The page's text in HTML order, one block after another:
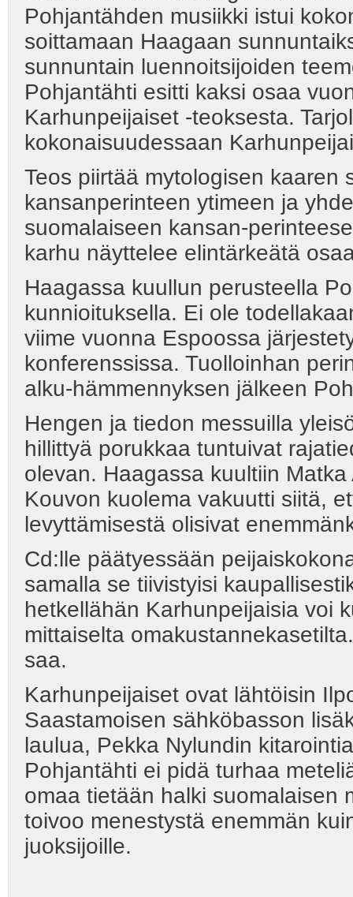
Pohjantähden musiikki istui
soittamaan Haagaan
sunnuntain luennoitsijoiden
Pohjantähti esitti kaksi osaa
Karhunpeijaiset -teoksesta.
kokonaisuudessaan
Teos piirtää mytologisen kaaren
kansanperinteen ytimeen ja
suomalaiseen kansan-
karhu näyttelee elintärkeätä
Haagassa kuullun perusteella
kunnioituksella. Ei ole
viime vuonna Espoossa
konferenssissa. Tuolloinhan
alku-hämmennyksen jälkeen
Hengen ja tiedon messuilla
hillittyä porukkaa tuntuivat
olevan. Haagassa kuultiin
Kouvon kuolema vakuutti siitä,
levyttämisestä olisivat
Cd:lle päätyessään
samalla se tiivistyisi
hetkellähän Karhunpeijaisia voi
mittaiselta
saa.
Karhunpeijaiset ovat lähtöisin
Saastamoisen sähköbasson
laulua, Pekka Nylundin
Pohjantähti ei pidä turhaa
omaa tietään halki suomalaisen
toivoo menestystä enemmän
juoksijoille.